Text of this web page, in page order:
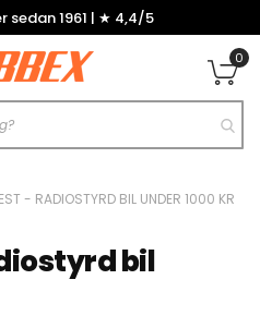
Hoppa
sedan 1961 | ★ 4,4/5
0
- RADIOSTYRD BIL UNDER 1000 KR
bil